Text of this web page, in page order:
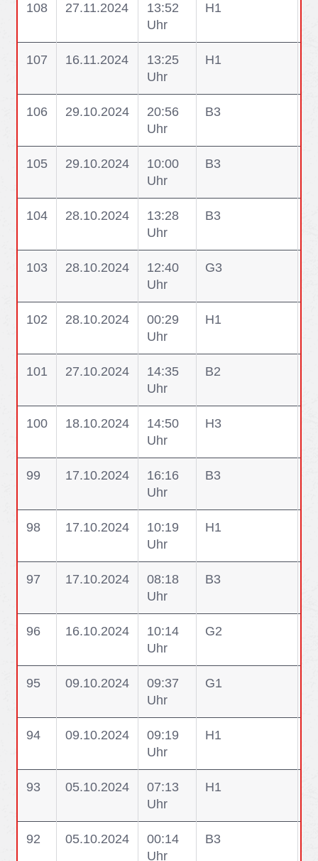
108 27.11.2024
13:52
Uhr
H1
107 16.11.2024
13:25
Uhr
H1
106 29.10.2024
20:56
Uhr
B3
105 29.10.2024
10:00
Uhr
B3
104 28.10.2024
13:28
Uhr
B3
103 28.10.2024
12:40
Uhr
G3
102 28.10.2024
00:29
Uhr
H1
101 27.10.2024
14:35
Uhr
B2
100 18.10.2024
14:50
Uhr
H3
99 17.10.2024
16:16
Uhr
B3
98 17.10.2024
10:19
Uhr
H1
97 17.10.2024
08:18
Uhr
B3
96 16.10.2024
10:14
Uhr
G2
95 09.10.2024
09:37
Uhr
G1
94 09.10.2024
09:19
Uhr
H1
93 05.10.2024
07:13
Uhr
H1
92 05.10.2024
00:14
Uhr
B3